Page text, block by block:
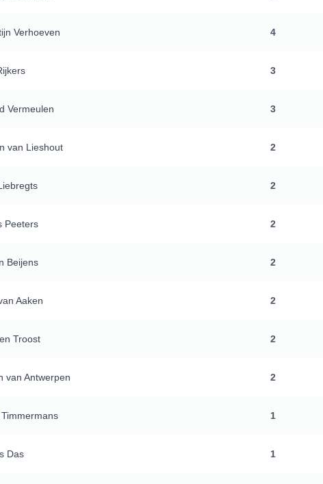
Verhoeven 4
3
Vermeulen 3
van Lieshout 2
2
Peeters 2
Beijens 2
Aaken 2
Troost 2
van Antwerpen 2
1
Das 1